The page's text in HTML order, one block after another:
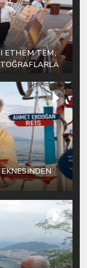
ETHEM TEM,